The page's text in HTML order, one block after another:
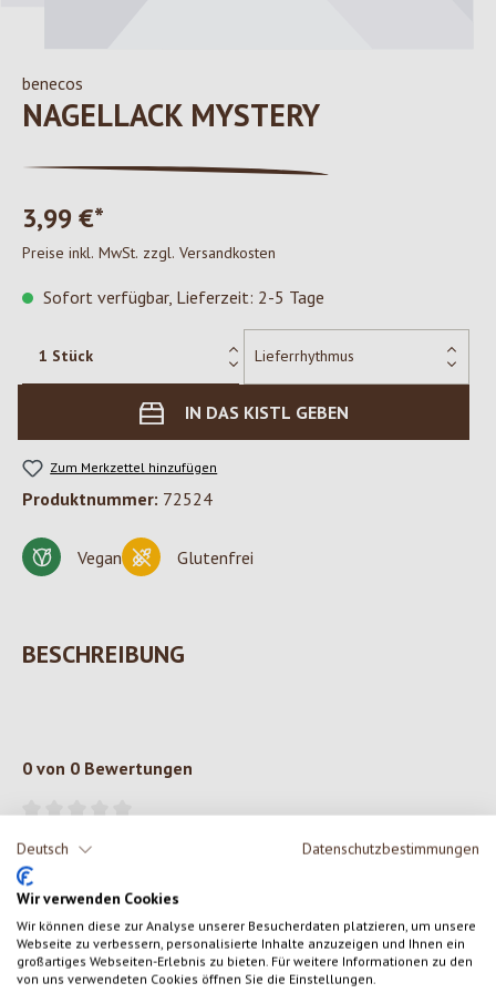
Deutsch Datenschutzbestimmungen
Wir verwenden Cookies
Wir können diese zur Analyse unserer Besucherdaten platzieren, um unsere
Webseite zu verbessern, personalisierte Inhalte anzuzeigen und Ihnen ein
großartiges Webseiten-Erlebnis zu bieten. Für weitere Informationen zu den
von uns verwendeten Cookies öffnen Sie die Einstellungen.
benecos
NAGELLACK MYSTERY
3,99 €*
Preise inkl. MwSt. zzgl. Versandkosten
Sofort verfügbar, Lieferzeit: 2-5 Tage
IN DAS KISTL GEBEN
Zum Merkzettel hinzufügen
Produktnummer: 72524
Vegan Glutenfrei
BESCHREIBUNG
0 von 0 Bewertungen
Gib eine Bewertung ab!
Teile deine Erfahrungen mit dem Produkt mit anderen Kunden.
SCHREIBE EINE BEWERTUNG